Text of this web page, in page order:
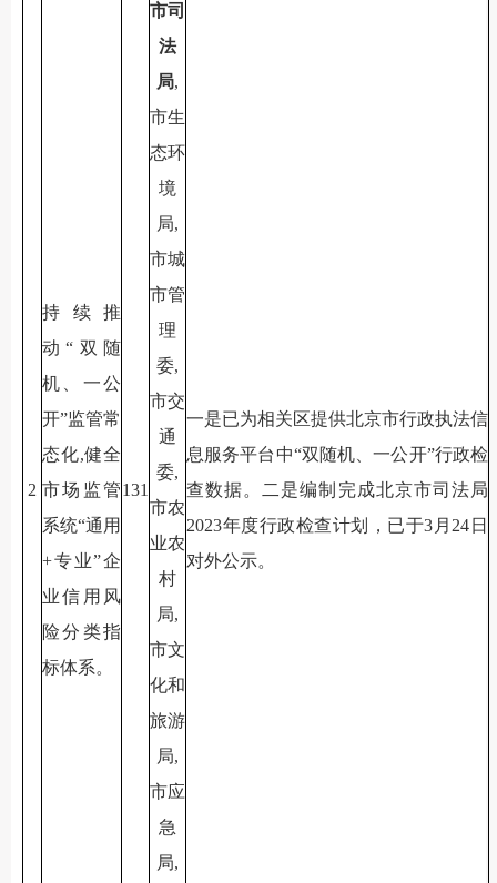
2
持续推
动“双随
机、一公
开”监管常
态化,健全
市场监管
系统“通用
+专业”企
业信用风
险分类指
标体系。
131
市司
法
局,
市生
态环
境
局,
市城
市管
理
委,
市交
通
委,
市农
业农
村
局,
市文
化和
旅游
局,
市应
急
局,
一是已为相关区提供北京市行政执法信
息服务平台中“双随机、一公开”行政检
查数据。二是编制完成北京市司法局
2023年度行政检查计划，已于3月24日
对外公示。